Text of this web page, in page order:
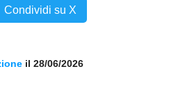
Condividi su X
il 28/06/2026